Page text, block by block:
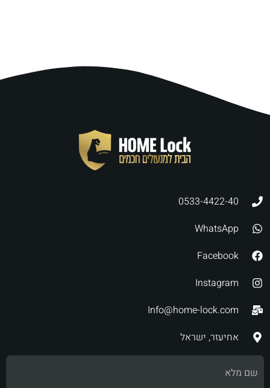
0533-4422-40
WhatsApp
Facebook
Instagram
Info@home-lock.com
אחיעזר, ישראל